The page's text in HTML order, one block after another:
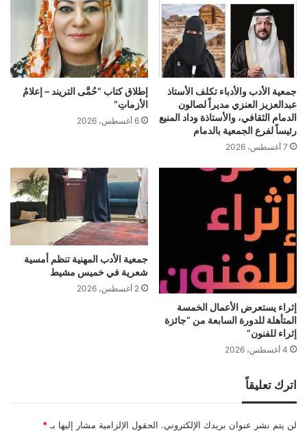
جمعية الأدب والأدباء تكلف الأستاذ
عبدالعزيز العنزي مديراً لصالون
الدمام الثقافي، والأستاذة وداد المنيع
رئيساً لفرع الجمعية بالدمام
7 أغسطس، 2026
إطلاق كتاب “حُمَّى التريند – إعلامُ
الأزماتِ”
6 أغسطس، 2026
إثراء يستعرض الأعمال الخمسة
المتأهلة للدورة السابعة من “جائزة
إثراء للفنون”
4 أغسطس، 2026
جمعية الأدب المهنية تنظم أمسية
شعرية في خميس مشيط
2 أغسطس، 2026
اترك تعليقاً
لن يتم نشر عنوان بريدك الإلكتروني. الحقول الإلزامية مشار إليها بـ *